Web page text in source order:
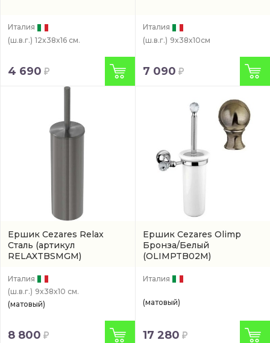
Италия
(ш.в.г.) 12x38x16 см.
4 690
Италия
(ш.в.г.) 9x38x10см
7 090
Ершик Cezares Relax
Сталь (артикул
RELAXTBSMGM)
Италия
(ш.в.г.) 9x38x10 см.
(матовый)
8 800
Ершик Cezares Olimp
Бронза/Белый
(OLIMPTB02M)
Италия
(матовый)
17 280